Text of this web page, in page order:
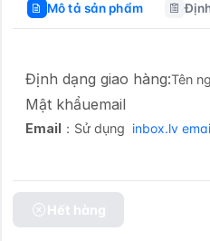
Mô tả sản phẩm
Định dạng giao hàng:Tên
Mật khẩuemail
Email ：Sử dụng inbox.lv
Hết hàng